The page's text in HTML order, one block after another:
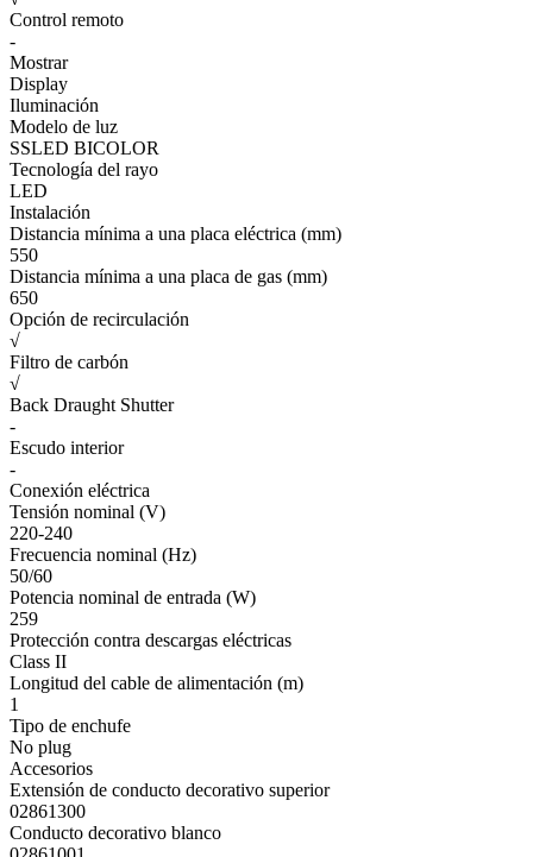
Control remoto
-
Mostrar
Display
Iluminación
Modelo de luz
SSLED BICOLOR
Tecnología del rayo
LED
Instalación
Distancia mínima a una placa eléctrica (mm)
550
Distancia mínima a una placa de gas (mm)
650
Opción de recirculación
√
Filtro de carbón
√
Back Draught Shutter
-
Escudo interior
-
Conexión eléctrica
Tensión nominal (V)
220-240
Frecuencia nominal (Hz)
50/60
Potencia nominal de entrada (W)
259
Protección contra descargas eléctricas
Class II
Longitud del cable de alimentación (m)
1
Tipo de enchufe
No plug
Accesorios
Extensión de conducto decorativo superior
02861300
Conducto decorativo blanco